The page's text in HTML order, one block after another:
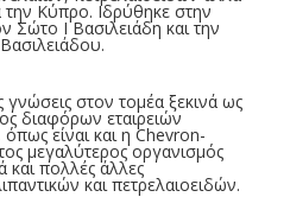
Κύπρο. Ιδρύθηκε στην
Ι Βασιλειάδη και την
γνώσεις στον τομέα ξεκινά ως
διαφόρων εταιρειών
είναι και η Chevron-
μεγαλύτερος οργανισμός
και πολλές άλλες
και πετρελαιοειδών.